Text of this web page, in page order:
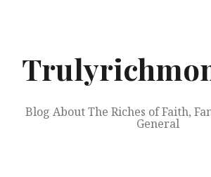
Blog About The Riches of Faith,
General